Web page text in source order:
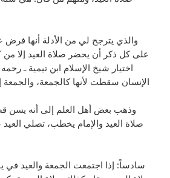
على كل ذكر أن يحضر صلاة العيد إلا من
اختيار شيخ الإسلام ابن تيمية ـ رحمه
الإنسان سقطت لأنها كالجمعة، والجمعة
وذهب بعض أهل العلم إلى أنه يسن
صلاة العيد والإمام يخطب، تصلي